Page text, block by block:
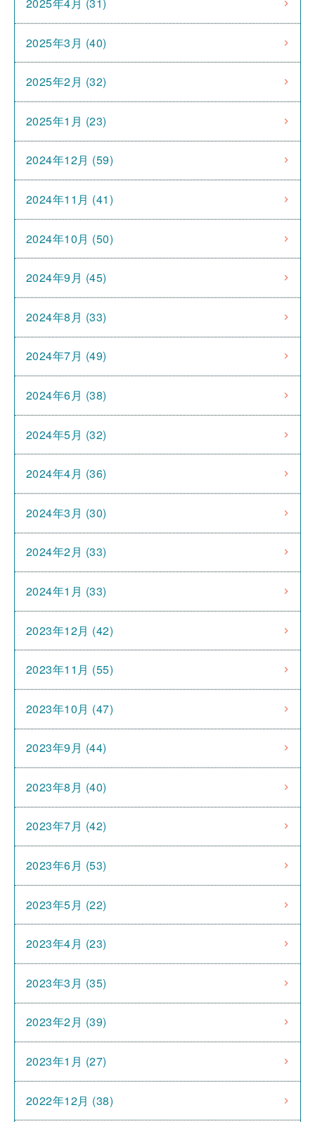
2025年3月 (40)
2025年2月 (32)
2025年1月 (23)
2024年12月 (59)
2024年11月 (41)
2024年10月 (50)
2024年9月 (45)
2024年8月 (33)
2024年7月 (49)
2024年6月 (38)
2024年5月 (32)
2024年4月 (36)
2024年3月 (30)
2024年2月 (33)
2024年1月 (33)
2023年12月 (42)
2023年11月 (55)
2023年10月 (47)
2023年9月 (44)
2023年8月 (40)
2023年7月 (42)
2023年6月 (53)
2023年5月 (22)
2023年4月 (23)
2023年3月 (35)
2023年2月 (39)
2023年1月 (27)
2022年12月 (38)